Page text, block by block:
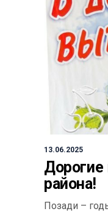
13.06.2025
района!
Позади –